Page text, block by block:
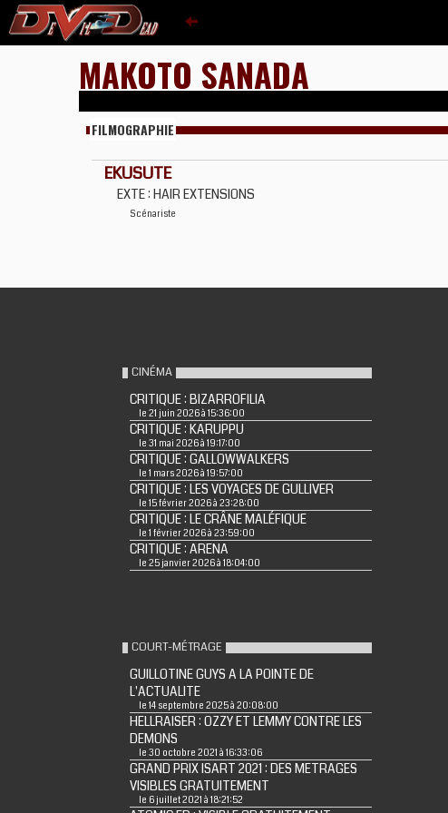
MAKOTO SANADA
FILMOGRAPHIE
EKUSUTE
EXTE : HAIR EXTENSIONS
Scénariste
CINÉMA
CRITIQUE : BIZARROFILIA
le 21 juin 2026 à 15:36:00
CRITIQUE : KARUPPU
le 31 mai 2026 à 19:17:00
CRITIQUE : GALLOWWALKERS
le 1 mars 2026 à 19:57:00
CRITIQUE : LES VOYAGES DE GULLIVER
le 15 février 2026 à 23:28:00
CRITIQUE : LE CRÂNE MALÉFIQUE
le 1 février 2026 à 23:59:00
CRITIQUE : ARENA
le 25 janvier 2026 à 18:04:00
COURT-MÉTRAGE
GUILLOTINE GUYS A LA POINTE DE
L'ACTUALITE
le 14 septembre 2025 à 20:08:00
HELLRAISER : OZZY ET LEMMY CONTRE LES
DEMONS
le 30 octobre 2021 à 16:33:06
GRAND PRIX ISART 2021 : DES METRAGES
VISIBLES GRATUITEMENT
le 6 juillet 2021 à 18:21:52